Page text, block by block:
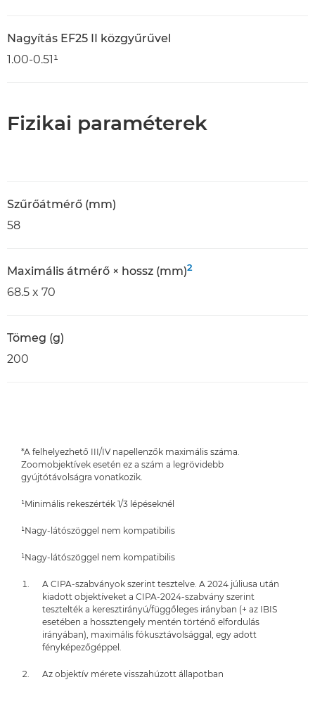
Nagyítás EF25 II közgyűrűvel
1.00-0.51¹
Fizikai paraméterek
Szűrőátmérő (mm)
58
Maximális átmérő × hossz (mm)2
68.5 x 70
Tömeg (g)
200
*A felhelyezhető III/IV napellenzők maximális száma.
Zoomobjektívek esetén ez a szám a legrövidebb
gyújtótávolságra vonatkozik.
¹Minimális rekeszérték 1/3 lépéseknél
¹Nagy-látószöggel nem kompatibilis
¹Nagy-látószöggel nem kompatibilis
A CIPA-szabványok szerint tesztelve. A 2024 júliusa után
kiadott objektíveket a CIPA-2024-szabvány szerint
tesztelték a keresztirányú/függőleges irányban (+ az IBIS
esetében a hossztengely mentén történő elfordulás
irányában), maximális fókusztávolsággal, egy adott
fényképezőgéppel.
Az objektív mérete visszahúzott állapotban